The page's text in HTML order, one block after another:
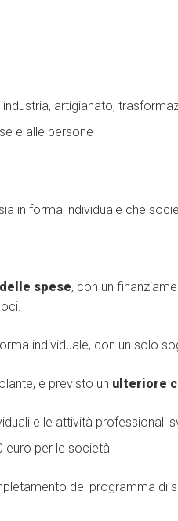
artigianato,
e alle persone
in forma individuale che
spese, con un
individuale, con un solo
è previsto un ulteriore
e le attività professionali
euro per le società
del programma di